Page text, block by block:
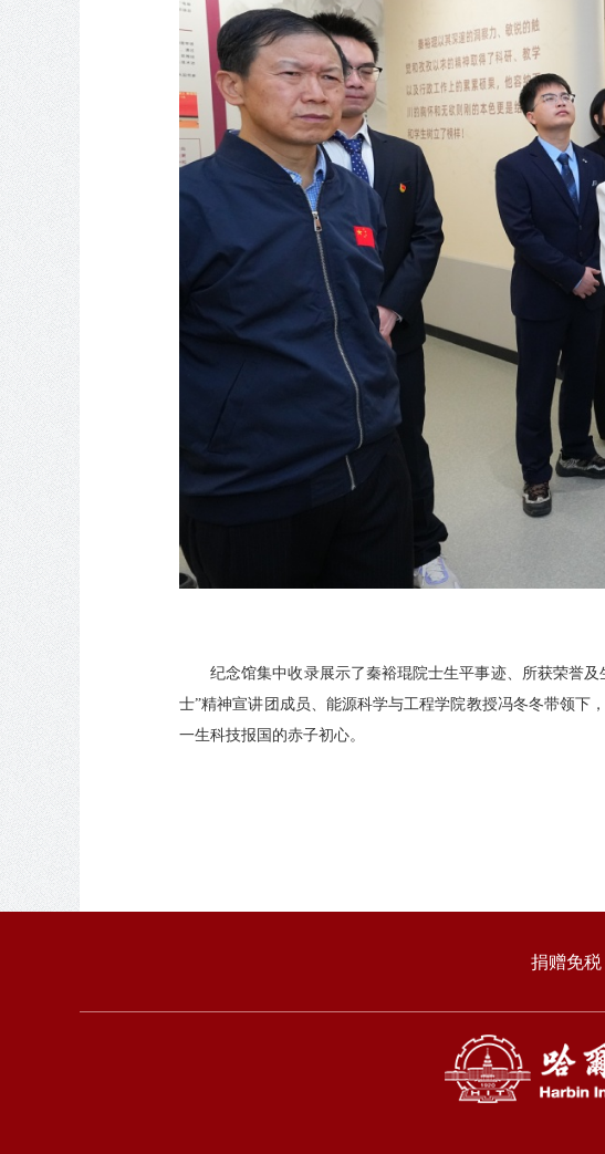
纪念馆集中收录展示了秦裕琨院士生平事迹、所获荣誉
士”精神宣讲团成员、能源科学与工程学院教授冯冬冬带领下
一生科技报国的赤子初心。
捐赠免税